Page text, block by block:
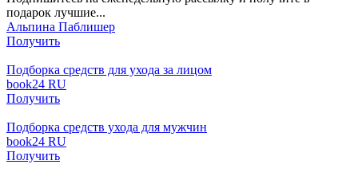
подарок лучшие...
Альпина Паблишер
Получить
Подборка средств для ухода за лицом
book24 RU
Получить
Подборка средств ухода для мужчин
book24 RU
Получить